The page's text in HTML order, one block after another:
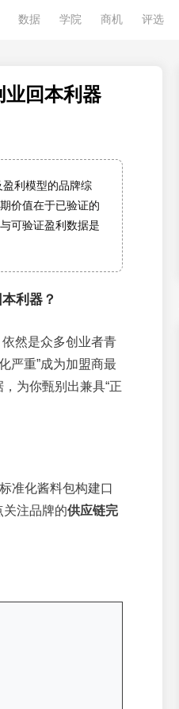
数据 学院 商机 评选
业回本利器
利模型的品牌综
价值在于已验证的
可验证盈利数据是
利器？
然是众多创业者青
严重”成为加盟商最
为你甄别出兼具“正
准化酱料包构建口
注品牌的供应链完